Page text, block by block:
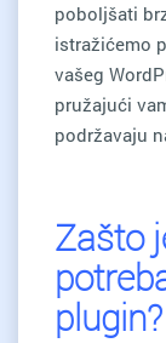
poboljšati
istražićemo
vašeg
pružajući
podržavaju
Zašto
plugin?